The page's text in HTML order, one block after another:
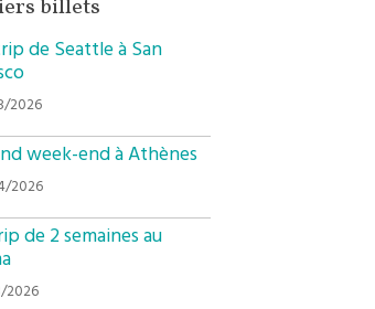
billets
de Seattle à San
2026
week-end à Athènes
2026
de 2 semaines au
2026